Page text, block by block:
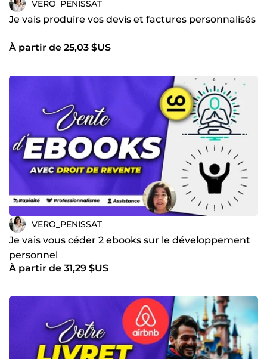
VERO_PENISSAT
Je vais produire vos devis et factures personnalisés
À partir de 25,03 $US
VERO_PENISSAT
Je vais vous céder 2 ebooks sur le développement
personnel
À partir de 31,29 $US